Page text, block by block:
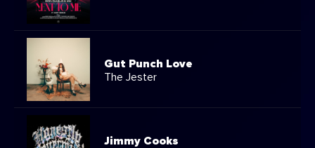
Gut Punch Love
The Jester
Jimmy Cooks